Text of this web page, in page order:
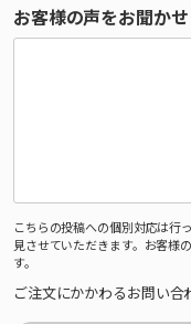
お客様の声をお聞か
こちらの投稿への個別対応は行
見させていただきます。お客様
す。
ご注文にかかわるお問い合